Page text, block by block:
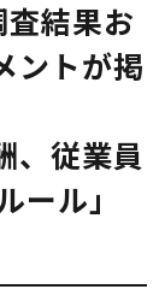
結果お
ントが掲
、従業員
ル」